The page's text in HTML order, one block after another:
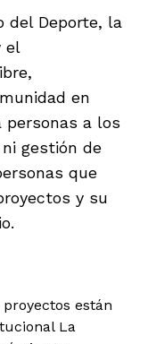
del Deporte, la
el
en
personas a los
gestión de
que
y su
están
La